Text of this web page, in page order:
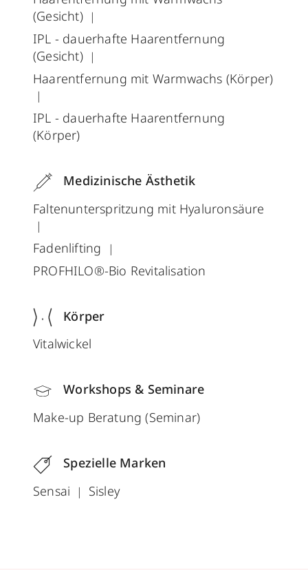
(Gesicht)
IPL - dauerhafte Haarentfernung
(Gesicht)
Haarentfernung mit Warmwachs (Körper)
IPL - dauerhafte Haarentfernung
(Körper)
Medizinische Ästhetik
Faltenunterspritzung mit Hyaluronsäure
Fadenlifting
PROFHILO®-Bio Revitalisation
Körper
Vitalwickel
Workshops & Seminare
Make-up Beratung (Seminar)
Spezielle Marken
Sensai
Sisley